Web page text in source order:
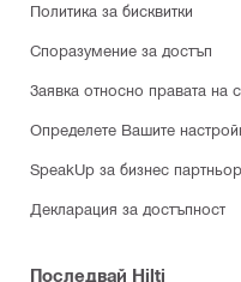
Политика за бисквитки
Споразумение за достъп
Заявка относно правата на
Определете Вашите
SpeakUp за бизнес
Декларация за достъпност
Последвай Hilti